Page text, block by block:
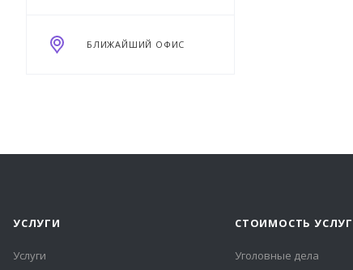
БЛИЖАЙШИЙ ОФИС
УСЛУГИ
Услуги
СТОИМОСТЬ УСЛУГ
Уголовные дела